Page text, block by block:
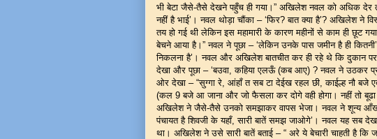
भी बेटा जैसे-तैसे देखने पहुँच ही गया।” अखिलेश नवल को अधिक देर
नहीं है भाई’। नवल थोड़ा चौंका – ‘फिर? बात क्या है’? अखिलेश ने
तय हो गई थी लेकिन इस महामारी के कारण महीनों से काम ही छूट
बेचने आया है।” नवल ने पूछा – ‘लेकिन उनके पास जमीन है ही
निकलना है’। नवल और अखिलेश बातचीत कर ही रहे थे कि दुकान
देखा और पूछा – ‘बउवा, कहिया एलऊँ (कब आए) ? नवल ने उठकर
ओर देखा – “सुग्गा रे, आंहाँ त सब टा देईख रहल छी, काईल्ह नौ
(कल 9 बजे आ जाना और जो फैसला कर दोगे वही होगा। नहीं तो
अखिलेश ने जैसे-तैसे उनको समझाकर वापस भेजा। नवल ने शून्य
पंचायत है शिवजी के यहाँ, सारी बातें समझ जाओगे’। नवल यह सब
था। अखिलेश ने उसे सारी बातें बताई – “ अरे ये बेचारी चाहती है